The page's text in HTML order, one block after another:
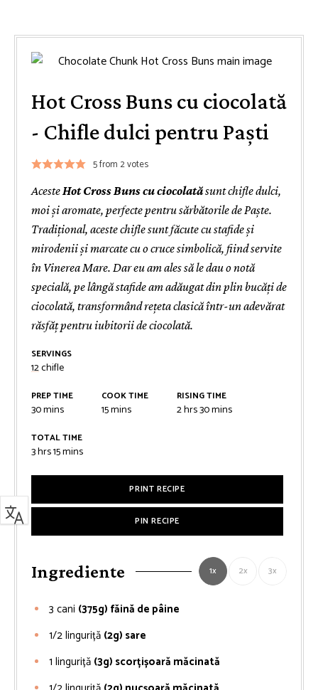
Hot Cross Buns cu ciocolată
- Chifle dulci pentru Paști
5from 2votes
AcesteHot Cross Buns cu ciocolatăsunt chifle dulci,
moi și aromate, perfecte pentru sărbătorile de Paște.
Tradițional, aceste chifle sunt făcute cu stafide și
mirodenii și marcate cu o cruce simbolică, fiind servite
în Vinerea Mare. Dar eu am ales să le dau o notă
specială, pe lângă stafide am adăugat din plin bucăți de
ciocolată, transformând rețeta clasică într-un adevărat
răsfăț pentru iubitorii de ciocolată.
SERVINGS
12chifle
PREP TIME
30minutes
mins
COOK TIME
15minutes
mins
RISING TIME
2hours
hrs30minutes
mins
TOTAL TIME
3hours
hrs15minutes
mins
PRINT RECIPE
PIN RECIPE
Ingrediente 1x 2x 3x
3 cani (375g) făină de pâine
1/2linguriță (2g) sare
1 linguriță (3g) scorțișoară măcinată